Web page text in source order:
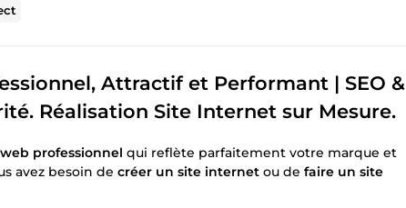
Attractif et Performant | SEO &
Réalisation Site Internet sur Mesure.
professionnel qui reflète parfaitement votre marque et
avez besoin de créer un site internet ou de faire un site